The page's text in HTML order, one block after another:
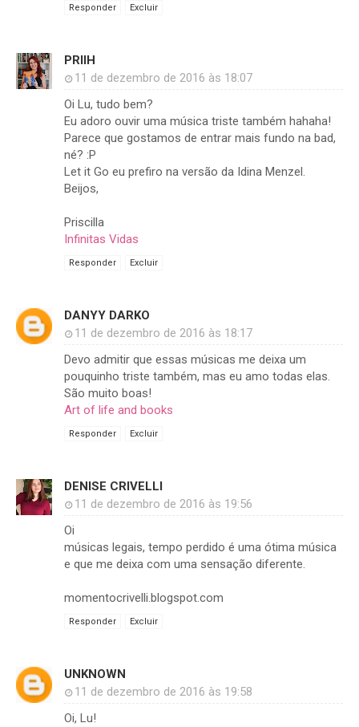
Responder Excluir
PRIIH
11 de dezembro de 2016 às 18:07
Oi Lu, tudo bem?
Eu adoro ouvir uma música triste também hahaha!
Parece que gostamos de entrar mais fundo na bad,
né? :P
Let it Go eu prefiro na versão da Idina Menzel.
Beijos,
Priscilla
Infinitas Vidas
Responder Excluir
DANYY DARKO
11 de dezembro de 2016 às 18:17
Devo admitir que essas músicas me deixa um
pouquinho triste também, mas eu amo todas elas.
São muito boas!
Art of life and books
Responder Excluir
DENISE CRIVELLI
11 de dezembro de 2016 às 19:56
Oi
músicas legais, tempo perdido é uma ótima música
e que me deixa com uma sensação diferente.
momentocrivelli.blogspot.com
Responder Excluir
UNKNOWN
11 de dezembro de 2016 às 19:58
Oi, Lu!